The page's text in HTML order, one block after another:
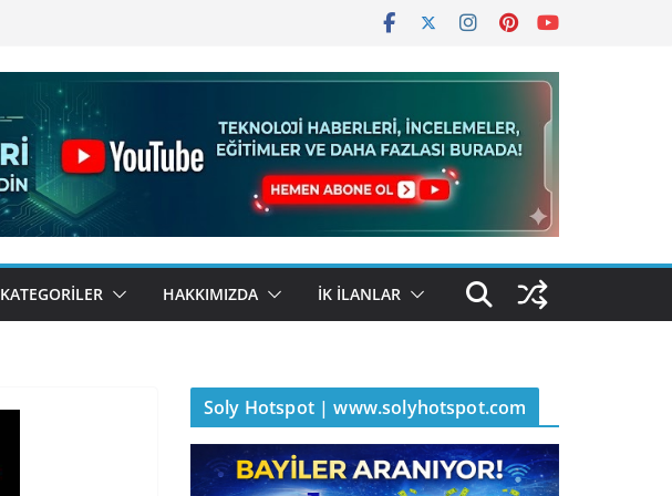
KATEGORILER HAKKIMIZDA İK İLANLAR
Soly Hotspot | www.solyhotspot.com